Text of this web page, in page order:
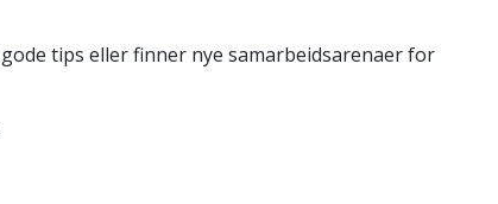
tips eller finner nye samarbeidsarenaer for